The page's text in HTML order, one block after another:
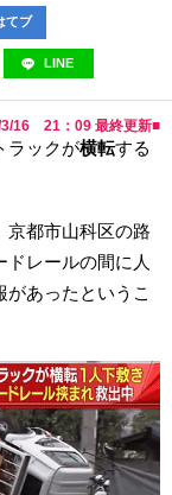
てブ
LINE
3/16 21：09 最終更新■
ラックが横転する
京都市山科区の路
ドレールの間に人
あったというこ